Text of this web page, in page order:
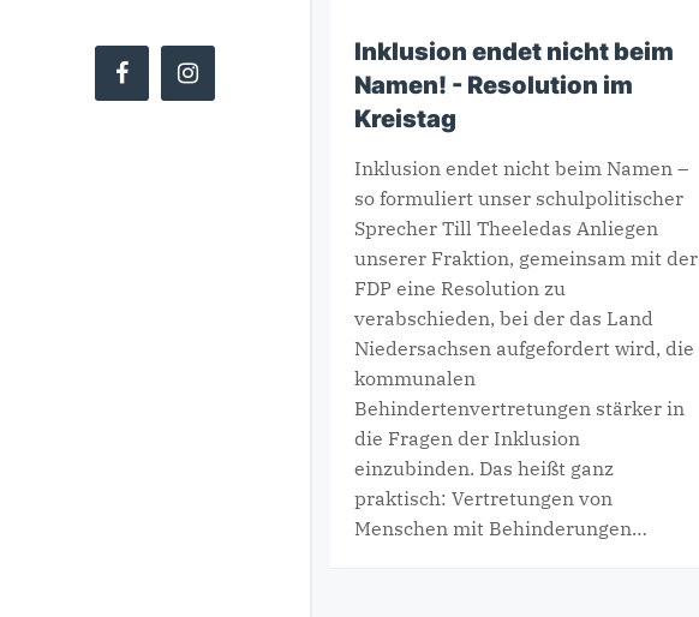
Inklusion endet nicht beim
Namen! - Resolution im
Kreistag
Inklusion endet nicht beim Namen –
so formuliert unser schulpolitischer
Sprecher Till Theeledas Anliegen
unserer Fraktion, gemeinsam mit der
FDP eine Resolution zu
verabschieden, bei der das Land
Niedersachsen aufgefordert wird, die
kommunalen
Behindertenvertretungen stärker in
die Fragen der Inklusion
einzubinden. Das heißt ganz
praktisch: Vertretungen von
Menschen mit Behinderungen…